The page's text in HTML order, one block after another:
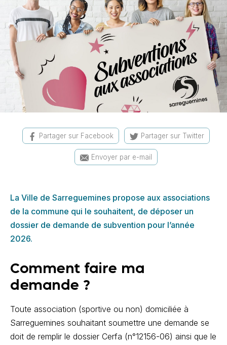
Partager sur Facebook Partager sur Twitter
Envoyer par e-mail
La Ville de Sarreguemines propose aux associations
de la commune qui le souhaitent, de déposer un
dossier de demande de subvention pour l’année
2026.
Comment faire ma
demande ?
Toute association (sportive ou non) domiciliée à
Sarreguemines souhaitant soumettre une demande se
doit de remplir le dossier Cerfa (n°12156-06) ainsi que le